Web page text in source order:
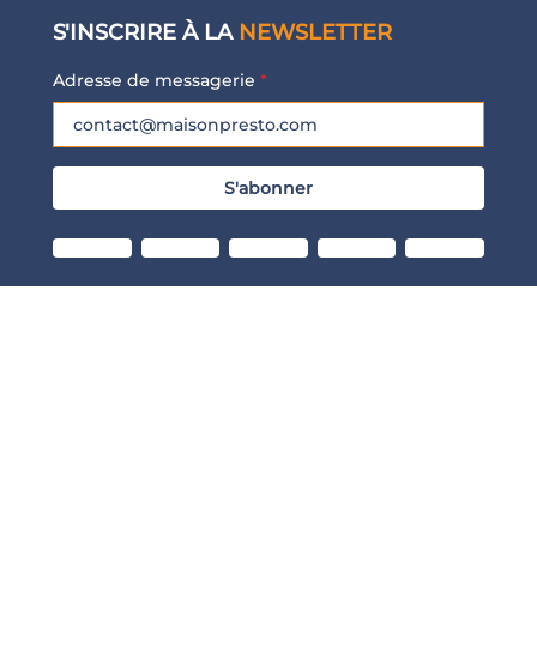
S'INSCRIRE À LA NEWSLETTER
Adresse de messagerie *
S'abonner